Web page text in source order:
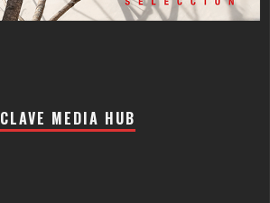
CLAVE MEDIA HUB